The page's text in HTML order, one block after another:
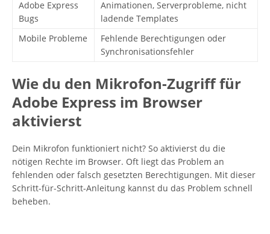
Adobe Express
Bugs
Animationen, Serverprobleme, nicht
ladende Templates
Mobile Probleme
Fehlende Berechtigungen oder
Synchronisationsfehler
Wie du den Mikrofon-Zugriff für
Adobe Express im Browser
aktivierst
Dein Mikrofon funktioniert nicht? So aktivierst du die
nötigen Rechte im Browser. Oft liegt das Problem an
fehlenden oder falsch gesetzten Berechtigungen. Mit dieser
Schritt-für-Schritt-Anleitung kannst du das Problem schnell
beheben.